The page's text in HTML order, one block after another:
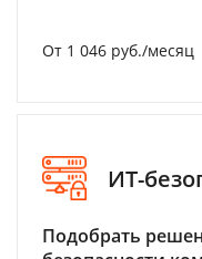
От 1 046 руб./месяц
ИТ-
Подобрать